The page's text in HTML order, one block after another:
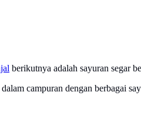
berikutnya adalah sayuran segar
campuran dengan berbagai